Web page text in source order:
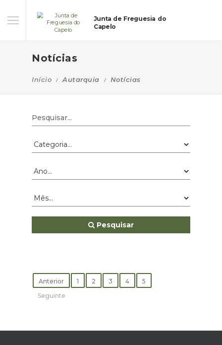
Junta de Freguesia do
Capelo
Notícias
Início Autarquia Notícias
Pesquisar
Anterior 1 2 3 4
5
Seguinte